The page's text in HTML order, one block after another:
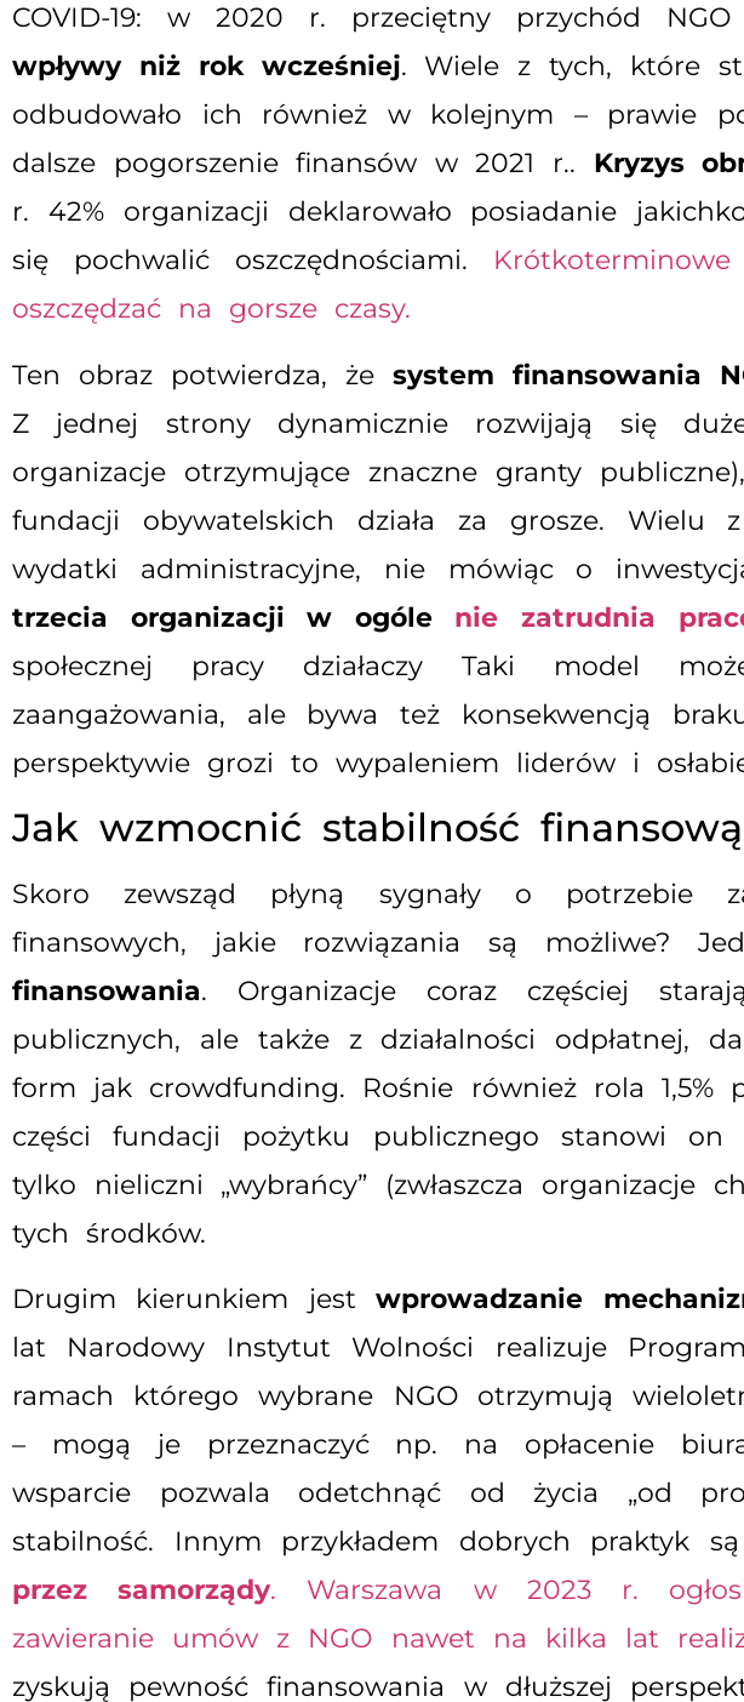
COVID-19: w 2020 r. przeciętny przychód
wpływy niż rok wcześniej. Wiele z tych, które
odbudowało ich również w kolejnym – prawie
dalsze pogorszenie finansów w 2021 r.. Kryzys
r. 42% organizacji deklarowało posiadanie
się pochwalić oszczędnościami.
oszczędzać na gorsze czasy.
Ten obraz potwierdza, że system finansowania
Z jednej strony dynamicznie rozwijają się
organizacje otrzymujące znaczne granty
fundacji obywatelskich działa za grosze.
wydatki administracyjne, nie mówiąc o
trzecia organizacji w ogóle nie zatrudnia
społecznej pracy działaczy Taki model
zaangażowania, ale bywa też konsekwencją
perspektywie grozi to wypaleniem liderów i
Jak wzmocnić stabilność
Skoro zewsząd płyną sygnały o potrzebie
finansowych, jakie rozwiązania są możliwe?
finansowania. Organizacje coraz częściej
publicznych, ale także z działalności
form jak crowdfunding. Rośnie również rola 1,5%
części fundacji pożytku publicznego stanowi
tylko nieliczni „wybrańcy” (zwłaszcza
tych środków.
Drugim kierunkiem jestwprowadzanie
lat Narodowy Instytut Wolności realizuje
ramach którego wybrane NGO otrzymują
– mogą je przeznaczyć np. na opłacenie
wsparcie pozwala odetchnąć od życia „od
stabilność. Innym przykładem dobrych praktyk są
przez samorządy. Warszawa w 2023 r.
zawieranie umów z NGO nawet na kilka lat
zyskują pewność finansowania w dłuższej